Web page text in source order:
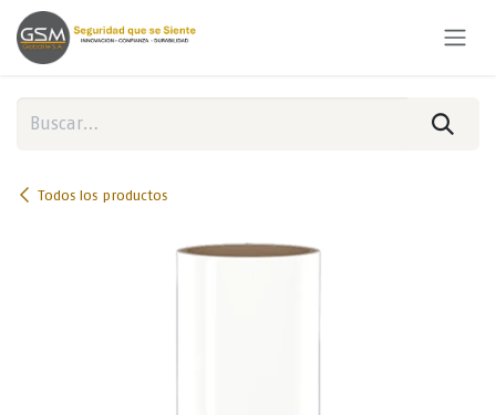
Ir al contenido
Todos los productos